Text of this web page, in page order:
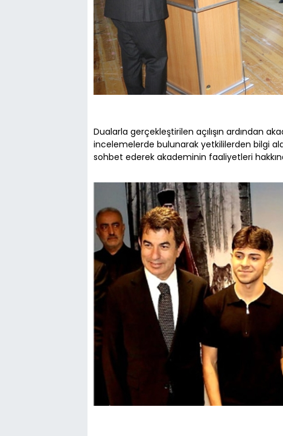
Dualarla gerçekleştirilen açılışın ardından
incelemelerde bulunarak yetkililerden bilgi
sohbet ederek akademinin faaliyetleri